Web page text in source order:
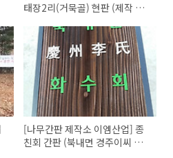
태장2리(거묵골) 현판 (제작 이
[나무간판 제작소 이엠산업] 종
친회 간판 (북내면 경주이씨 화